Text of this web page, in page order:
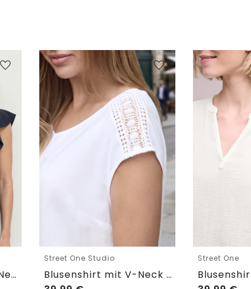
Blusenshirt mit Split Neck und Volant-Ärmeln
Street One Studio
Blusenshirt mit V-Neck und Spitze
Street One